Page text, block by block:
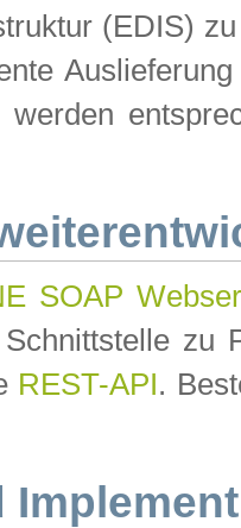
(EDIS)
SOAP
zu
REST-API.